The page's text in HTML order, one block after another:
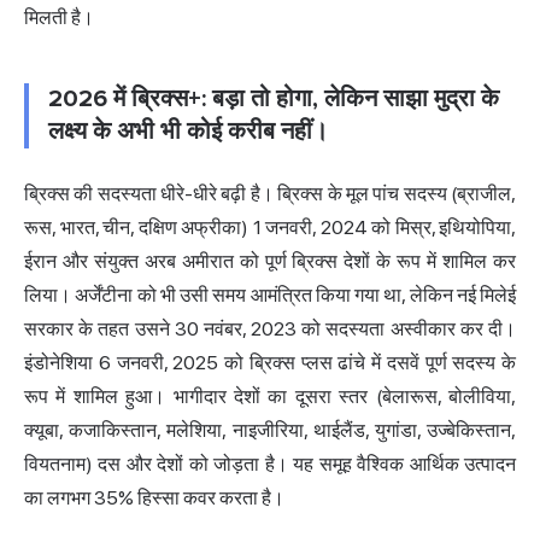
मिलती है।
2026 में ब्रिक्स+: बड़ा तो होगा, लेकिन साझा मुद्रा के
लक्ष्य के अभी भी कोई करीब नहीं।
ब्रिक्स की सदस्यता धीरे-धीरे बढ़ी है। ब्रिक्स के मूल पांच सदस्य (ब्राजील,
रूस, भारत, चीन, दक्षिण अफ्रीका) 1 जनवरी, 2024 को मिस्र, इथियोपिया,
ईरान और संयुक्त अरब अमीरात को पूर्ण ब्रिक्स देशों के रूप में शामिल कर
लिया। अर्जेंटीना को भी उसी समय आमंत्रित किया गया था, लेकिन नई मिलेई
सरकार के तहत उसने 30 नवंबर, 2023 को सदस्यता अस्वीकार कर दी।
इंडोनेशिया 6 जनवरी, 2025 को ब्रिक्स प्लस ढांचे में दसवें पूर्ण सदस्य के
रूप में शामिल हुआ। भागीदार देशों का दूसरा स्तर (बेलारूस, बोलीविया,
क्यूबा, कजाकिस्तान, मलेशिया, नाइजीरिया, थाईलैंड, युगांडा, उज्बेकिस्तान,
वियतनाम) दस और देशों को जोड़ता है। यह समूह वैश्विक आर्थिक उत्पादन
का लगभग 35% हिस्सा कवर करता है।